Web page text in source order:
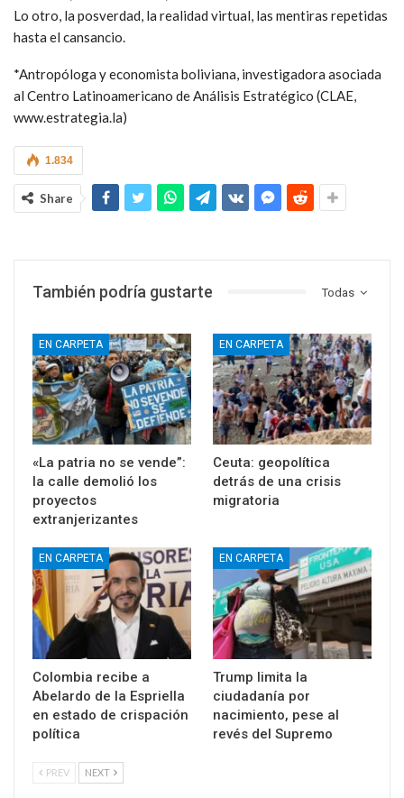
Lo otro, la posverdad, la realidad virtual, las mentiras repetidas
hasta el cansancio.
*Antropóloga y economista boliviana, investigadora asociada
al Centro Latinoamericano de Análisis Estratégico (CLAE,
www.estrategia.la)
1.834
Share
Todas
También podría gustarte
EN CARPETA
«La patria no se vende”:
la calle demolió los
proyectos
extranjerizantes
EN CARPETA
Ceuta: geopolítica
detrás de una crisis
migratoria
EN CARPETA
Colombia recibe a
Abelardo de la Espriella
en estado de crispación
política
EN CARPETA
Trump limita la
ciudadanía por
nacimiento, pese al
revés del Supremo
PREV NEXT